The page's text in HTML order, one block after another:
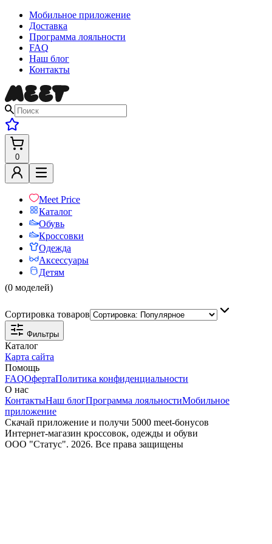
Мобильное приложение
Доставка
Программа лояльности
FAQ
Наш блог
Контакты
0
Meet Price
Каталог
Обувь
Кроссовки
Одежда
Аксессуары
Детям
(0 моделей)
Сортировка товаров
Фильтры
Каталог
Карта сайта
Помощь
FAQОфертаПолитика конфиденциальности
О нас
КонтактыНаш блогПрограмма лояльностиМобильное
приложение
Скачай приложение и получи 5000 meet-бонусов
Интернет-магазин кроссовок, одежды и обуви
ООО "Статус". 2026. Все права защищены